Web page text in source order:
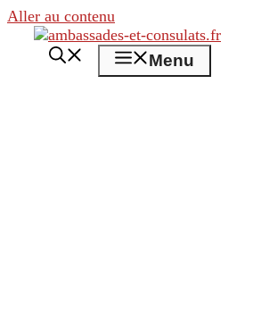
Aller au contenu
Menu